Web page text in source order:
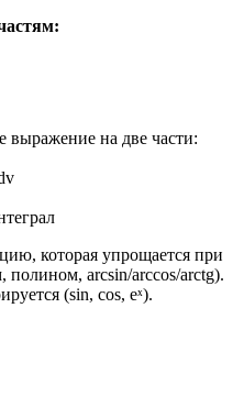
выражение на две части:
которая упрощается при
arcsin/arccos/arctg).
(sin, cos, eˣ).